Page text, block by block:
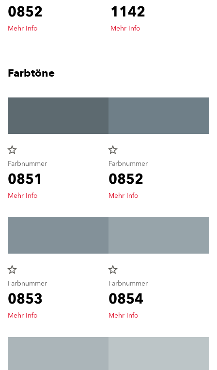
0852
Mehr Info
1142
Mehr Info
Farbtöne
star_border
Farbnummer
0851
Mehr Info
star_border
Farbnummer
0852
Mehr Info
star_border
Farbnummer
0853
Mehr Info
star_border
Farbnummer
0854
Mehr Info